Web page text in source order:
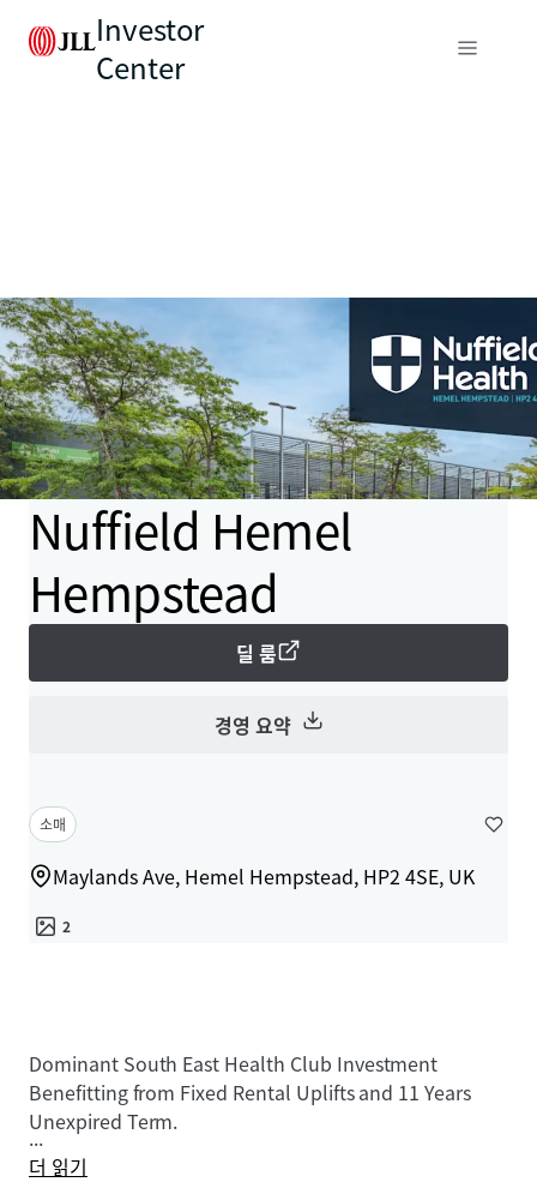
Investor
Center
Nuffield Hemel
Hempstead
딜 룸
경영 요약
소매
Maylands Ave, Hemel Hempstead, HP2 4SE, UK
2
Dominant South East Health Club Investment
Benefitting from Fixed Rental Uplifts and 11 Years
Unexpired Term.
...
더 읽기